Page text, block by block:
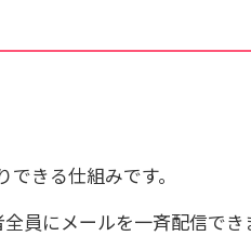
きる仕組みです。
員にメールを一斉配信でき